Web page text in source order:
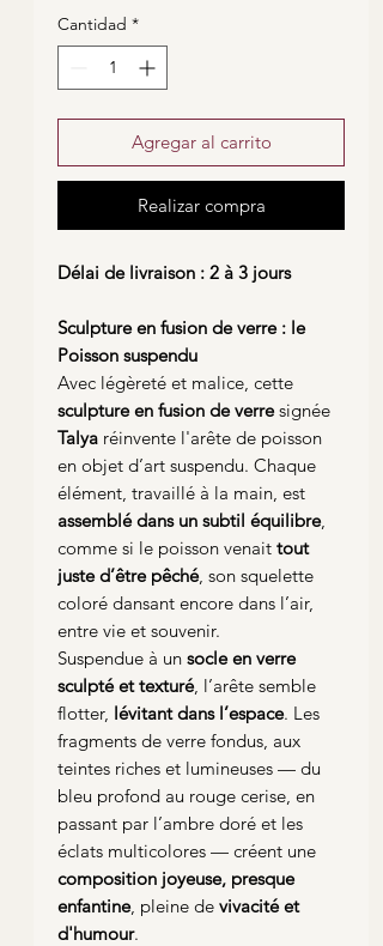
Cantidad *
Agregar al carrito
Realizar compra
Délai de livraison : 2 à 3 jours
Sculpture en fusion de verre : le
Poisson suspendu
Avec légèreté et malice, cette
sculpture en fusion de verresignée
Talya réinvente l'arête de poisson
en objet d’art suspendu. Chaque
élément, travaillé à la main, est
assemblé dans un subtil équilibre,
comme si le poisson venait tout
juste d’être pêché, son squelette
coloré dansant encore dans l’air,
entre vie et souvenir.
Suspendue à un socle en verre
sculpté et texturé, l’arête semble
flotter, lévitant dans l’espace. Les
fragments de verre fondus, aux
teintes riches et lumineuses — du
bleu profond au rouge cerise, en
passant par l’ambre doré et les
éclats multicolores — créent une
composition joyeuse, presque
enfantine, pleine de vivacité et
d'humour.